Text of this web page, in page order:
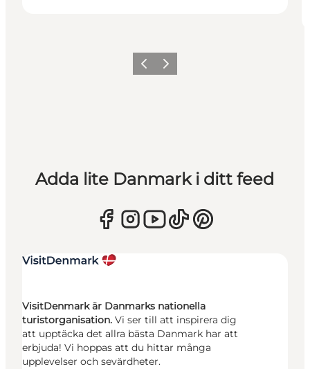
Föregående
Nästa
Adda lite Danmark i ditt feed
VisitDenmark är Danmarks nationella
turistorganisation. Vi ser till att inspirera dig
att upptäcka det allra bästa Danmark har att
erbjuda! Vi hoppas att du hittar många
upplevelser och sevärdheter.